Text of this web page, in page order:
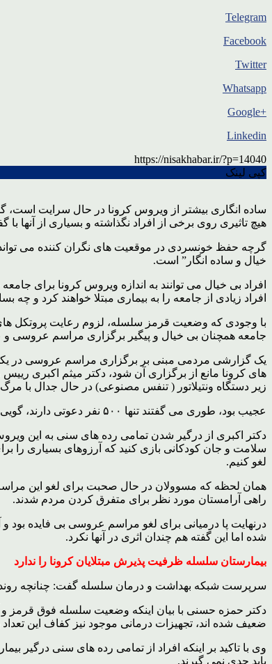
Telegram
Facebook
Twitter
Whatsapp
+Google
Linkedin
https://nisakhabar.ir/?p=14040
کپی لینک
ساده انگاری بیشتر از ویروس کرونا در حال سرایت است،
هیچ تاثیری روی برخی از افراد نگذاشته و بسیاری از آنها
گرچه حفظ خونسردی در موقعیت های نگران کننده می
خیال و ساده انگار” است.
افراد بی خیال می توانند به اندازه ویروس کرونا برای
افراد زیادی از جامعه را به بیماری مبتلا خواهند کرد و
با وجودی که وضعیت قرمز سلسله، لزوم رعایت پروتکل
جامعه همچنان بی خیال و پیگیر برگزاری مراسم عروسی و
یک گزارشی مردمی مبنی بر برگزاری مراسم عروسی در
زیر دستگاه ونتیلاتور ( تنفس مصنوعی) در حال جدال با مرگ است اما بانیان مراسم در
عجیب بود، طوری می گفتند تنها ۵۰۰ نفر دعوتی دارند، گویی صحبت از بود و نبود ۵۰۰ جان نبود و انگار ۵۰۰ جان با ارزش در خطر نبودند.
دکتر اکبری از درگیر شدن تمامی رده های سنی به این
سلامت و جان کودکانی بازی کنید که آرزوهای بسیاری را
لغو کنیم.
همان لحظه که مسوولان در حال صحبت برای لغو این مراسم
راهی آرامستان مورد نظر برای متفرق کردن مردم شدند.
درنهایت پا درمیانی برای لغو مراسم عروسی بی فایده
شده اما این گفته هم چندان اثری در آنها نکرد.
بیمارستان سلسله ظرفیت پذیرش مبتلایان کرونا را ندارد
سرپرست شبکه بهداشت و درمان سلسله گفت: چنانچه روند
دکتر حمزه حسنی با بیان اینکه وضعیت سلسله فوق قرمز و
ضعیف شده اند، تجهیزات درمانی موجود نیز کفاف این
وی با تاکید بر اینکه افراد از تمامی رده های سنی
باید جدی نمی گیرند.